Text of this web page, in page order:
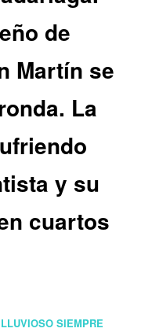
de
Martín se
La
y su
cuartos
SIEMPRE